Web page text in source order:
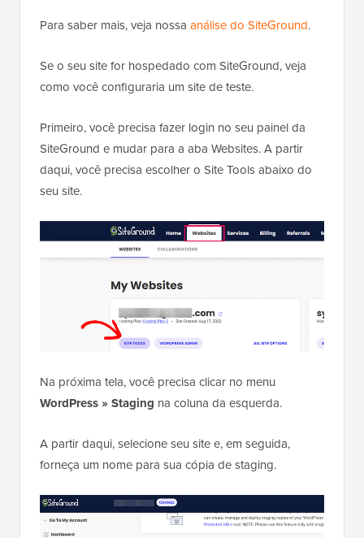
Para saber mais, veja nossa análise do SiteGround.
Se o seu site for hospedado com SiteGround, veja
como você configuraria um site de teste.
Primeiro, você precisa fazer login no seu painel da
SiteGround e mudar para a aba Websites. A partir
daqui, você precisa escolher o Site Tools abaixo do
seu site.
Na próxima tela, você precisa clicar no menu
WordPress » Staging na coluna da esquerda.
A partir daqui, selecione seu site e, em seguida,
forneça um nome para sua cópia de staging.